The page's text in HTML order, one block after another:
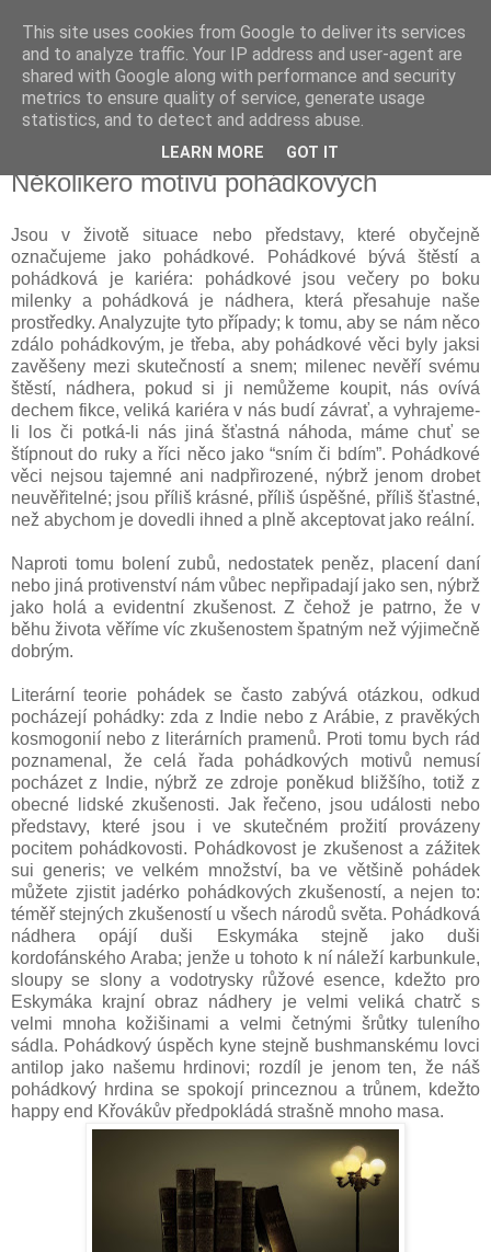
Kapka Karla Čapka
"Věřím v humanitu, v demokracii a v člověka."
pátek 1. září 2017
Několikero motivů pohádkových
Jsou v životě situace nebo představy, které obyčejně
označujeme jako pohádkové. Pohádkové bývá štěstí a
pohádková je kariéra: pohádkové jsou večery po boku
milenky a pohádková je nádhera, která přesahuje naše
prostředky. Analyzujte tyto případy; k tomu, aby se nám něco
zdálo pohádkovým, je třeba, aby pohádkové věci byly jaksi
zavěšeny mezi skutečností a snem; milenec nevěří svému
štěstí, nádhera, pokud si ji nemůžeme koupit, nás ovívá
dechem fikce, veliká kariéra v nás budí závrať, a vyhrajeme-
li los či potká-li nás jiná šťastná náhoda, máme chuť se
štípnout do ruky a říci něco jako “sním či bdím”. Pohádkové
věci nejsou tajemné ani nadpřirozené, nýbrž jenom drobet
neuvěřitelné; jsou příliš krásné, příliš úspěšné, příliš šťastné,
než abychom je dovedli ihned a plně akceptovat jako reální.
Naproti tomu bolení zubů, nedostatek peněz, placení daní
nebo jiná protivenství nám vůbec nepřipadají jako sen, nýbrž
jako holá a evidentní zkušenost. Z čehož je patrno, že v
běhu života věříme víc zkušenostem špatným než výjimečně
dobrým.
Literární teorie pohádek se často zabývá otázkou, odkud
pocházejí pohádky: zda z Indie nebo z Arábie, z pravěkých
kosmogonií nebo z literárních pramenů. Proti tomu bych rád
poznamenal, že celá řada pohádkových motivů nemusí
pocházet z Indie, nýbrž ze zdroje poněkud bližšího, totiž z
obecné lidské zkušenosti. Jak řečeno, jsou události nebo
představy, které jsou i ve skutečném prožití provázeny
pocitem pohádkovosti. Pohádkovost je zkušenost a zážitek
sui generis; ve velkém množství, ba ve většině pohádek
můžete zjistit jadérko pohádkových zkušeností, a nejen to:
téměř stejných zkušeností u všech národů světa. Pohádková
nádhera opájí duši Eskymáka stejně jako duši
kordofánského Araba; jenže u tohoto k ní náleží karbunkule,
sloupy se slony a vodotrysky růžové esence, kdežto pro
Eskymáka krajní obraz nádhery je velmi veliká chatrč s
velmi mnoha kožišinami a velmi četnými šrůtky tuleního
sádla. Pohádkový úspěch kyne stejně bushmanskému lovci
antilop jako našemu hrdinovi; rozdíl je jenom ten, že náš
pohádkový hrdina se spokojí princeznou a trůnem, kdežto
happy end Křovákův předpokládá strašně mnoho masa.
This site uses cookies from Google to deliver its services
and to analyze traffic. Your IP address and user-agent are
shared with Google along with performance and security
metrics to ensure quality of service, generate usage
statistics, and to detect and address abuse.
LEARN MORE GOT IT